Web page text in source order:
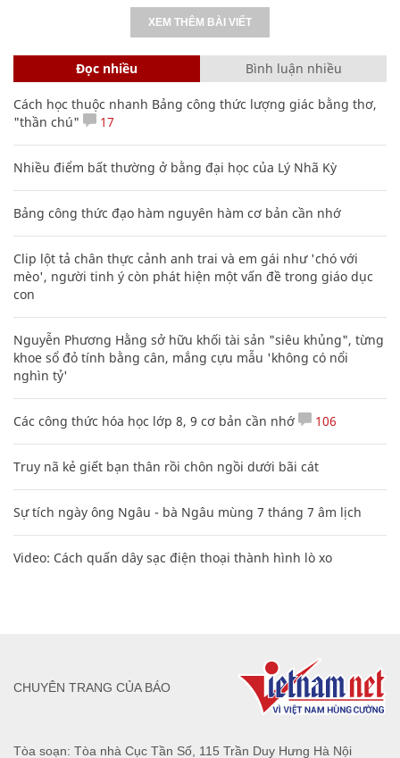
XEM THÊM BÀI VIẾT
Đọc nhiều Bình luận nhiều
Cách học thuộc nhanh Bảng công thức lượng giác bằng thơ,
"thần chú"
17
Nhiều điểm bất thường ở bằng đại học của Lý Nhã Kỳ
Bảng công thức đạo hàm nguyên hàm cơ bản cần nhớ
Clip lột tả chân thực cảnh anh trai và em gái như 'chó với
mèo', người tinh ý còn phát hiện một vấn đề trong giáo dục
con
Nguyễn Phương Hằng sở hữu khối tài sản "siêu khủng", từng
khoe sổ đỏ tính bằng cân, mắng cựu mẫu 'không có nổi
nghìn tỷ'
Các công thức hóa học lớp 8, 9 cơ bản cần nhớ 106
Truy nã kẻ giết bạn thân rồi chôn ngồi dưới bãi cát
Sự tích ngày ông Ngâu - bà Ngâu mùng 7 tháng 7 âm lịch
Video: Cách quấn dây sạc điện thoại thành hình lò xo
Tòa soạn: Tòa nhà Cục Tần Số, 115 Trần Duy Hưng Hà Nội
CHUYÊN TRANG CỦA BÁO